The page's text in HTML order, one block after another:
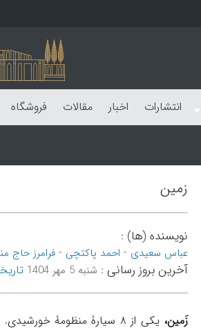
انتشارات اخبار مقالات فروشگاه
زمین
نویسنده (ها) :
عباس سعیدی - احمد پاکتچی -فرامرز حاج
آخرین بروز رسانی : شنبه 5 مهر 1404
زَمین،
یکی از ۸ سیارۀ منظومۀ